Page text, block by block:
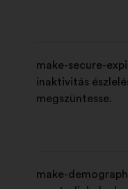
make-secure-
inaktivitás
megszüntesse.
make-